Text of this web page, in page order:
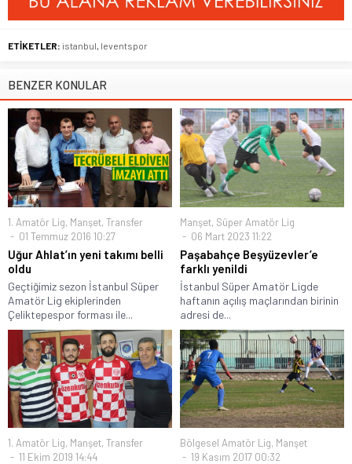
ETİKETLER: istanbul, leventspor
BENZER KONULAR
1. Amatör Lig, Manşet, Transfer
01 Temmuz 2016 10:27
Uğur Ahlat’ın yeni takımı belli
oldu
Geçtiğimiz sezon İstanbul Süper
Amatör Lig ekiplerinden
Çeliktepespor forması ile...
Manşet, Süper Amatör Lig
06 Mart 2023 11:22
Paşabahçe Beşyüzevler’e
farklı yenildi
İstanbul Süper Amatör Ligde
haftanın açılış maçlarından birinin
adresi de...
1. Amatör Lig, Manşet, Transfer
11 Ekim 2019 14:44
Bölgesel Amatör Lig, Manşet
19 Kasım 2017 00:32